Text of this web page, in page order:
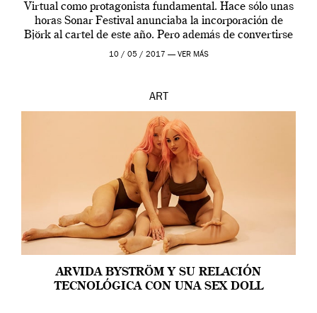
Virtual como protagonista fundamental. Hace sólo unas
horas Sonar Festival anunciaba la incorporación de
Björk al cartel de este año. Pero además de convertirse
en una de las actuaciones más relevantes […]
10 / 05 / 2017 — VER MÁS
ART
ARVIDA BYSTRÖM Y SU RELACIÓN
TECNOLÓGICA CON UNA SEX DOLL